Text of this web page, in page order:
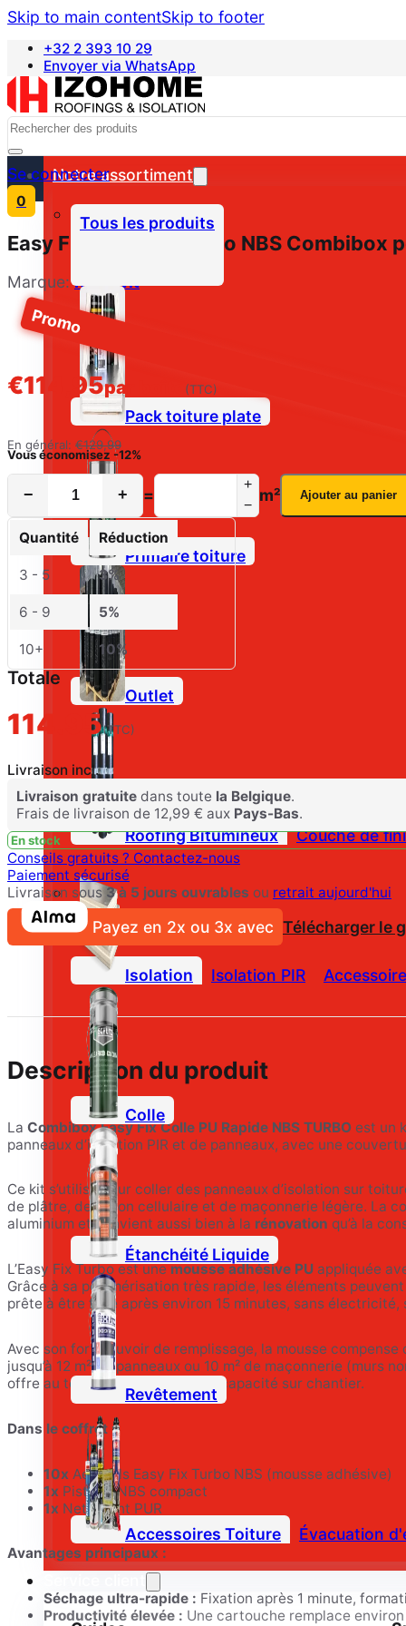
Skip to main contentSkip to footer
+32 2 393 10 29
Envoyer via WhatsApp
Nederlands
Search
Se connecter
0
Notre assortiment
Tous les produits
Pack toiture plate
Primaire toiture
Outlet
Roofing Bitumineux Couche de
Isolation Isolation PIR
Colle
Étanchéité Liquide
Revêtement
Accessoires Toiture Évacuation
Easy Fix Colle PU Turbo NBS Combibox
Marque:Rectavit
€114,95par boîte (TTC)
Promo
En général: €129,99
Vous économisez -12%
− + =
+
−
m² Ajouter au panier
Quantité Réduction
3 - 5 3%
6 - 9 5%
10+ 10%
Totale
114.95(TTC)
Livraison incl.
Livraison gratuite dans toute la Belgique.
Frais de livraison de 12,99 € aux Pays-Bas.
En stock
Conseils gratuits ? Contactez-nous
Paiement sécurisé
Livraison sous 3 à 5 jours ouvrables ou retrait aujourd'hui
Payez en 2x ou 3x avec Télécharger le
Description du produit
La Combibox Easy Fix Colle PU Rapide NBS TURBO est un
panneaux d’isolation PIR et de panneaux, avec une
Ce kit s’utilise pour coller des panneaux d’isolation sur
de plâtre, de béton cellulaire et de maçonnerie légère. La
aluminium et convient aussi bien à la rénovation qu’à la
L’Easy Fix Turbo est unemousse adhésive PU appliquée
Grâce à sa polymérisation très rapide, les éléments
prête à être finie après environ 15 minutes, sans électricité,
Avec son fort pouvoir de remplissage, la mousse compense
jusqu’à 12 m² de panneaux ou 10 m² de maçonnerie
offre au total près de 120 m² de capacité sur chantier.
Dans le coffret :
10x Aérosols Easy Fix Turbo NBS (mousse adhésive)
1x Pistolet NBS compact
1x Nettoyant PUR
Avantages principaux :
Séchage ultra-rapide : Fixation après 1 minute,
Productivité élevée : Une cartouche remplace environ